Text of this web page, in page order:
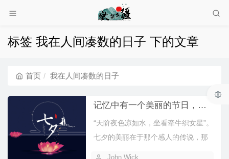
标签 我在人间凑数的日子 下的文章
首页 我在人间凑数的日子
记忆中有一个美丽的节日，叫七夕
“天阶夜色凉如水，坐看牵牛织女星”。
七夕的美丽在于那个感人的传说，那
John Wick